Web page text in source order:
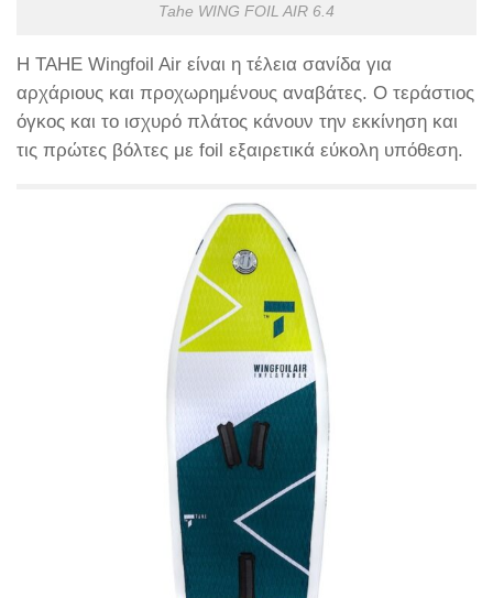
Tahe WING FOIL AIR 6.4
Η TAHE Wingfoil Air είναι η τέλεια σανίδα για
αρχάριους και προχωρημένους αναβάτες. Ο τεράστιος
όγκος και το ισχυρό πλάτος κάνουν την εκκίνηση και
τις πρώτες βόλτες με foil εξαιρετικά εύκολη υπόθεση.